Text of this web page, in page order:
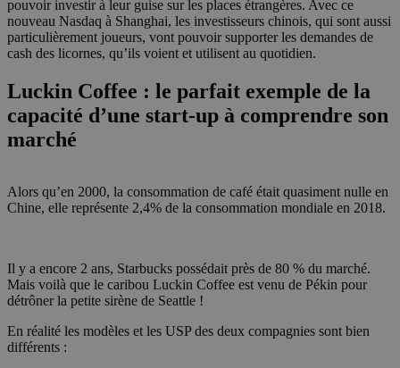
pouvoir investir à leur guise sur les places étrangères. Avec ce
nouveau Nasdaq à Shanghai, les investisseurs chinois, qui sont aussi
particulièrement joueurs, vont pouvoir supporter les demandes de
cash des licornes, qu’ils voient et utilisent au quotidien.
Luckin Coffee : le parfait exemple de la
capacité d’une start-up à comprendre son
marché
Alors qu’en 2000, la consommation de café était quasiment nulle en
Chine, elle représente 2,4% de la consommation mondiale en 2018.
Il y a encore 2 ans, Starbucks possédait près de 80 % du marché.
Mais voilà que le caribou Luckin Coffee est venu de Pékin pour
détrôner la petite sirène de Seattle !
En réalité les modèles et les USP des deux compagnies sont bien
différents :